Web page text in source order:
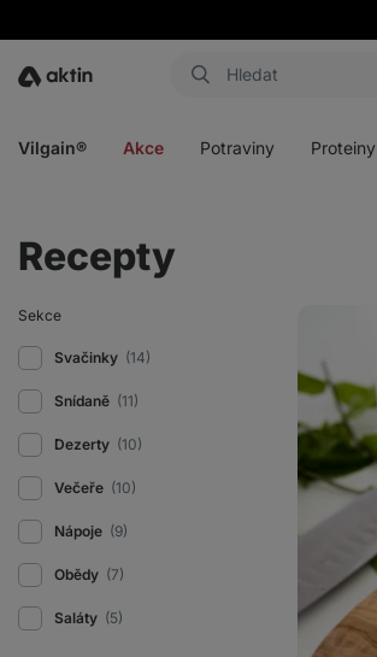
Aktin
Vilgain® Akce Potraviny Proteiny
Recepty
Sekce
Svačinky (14)
Snídaně (11)
Dezerty (10)
Večeře (10)
Nápoje (9)
Obědy (7)
Saláty (5)